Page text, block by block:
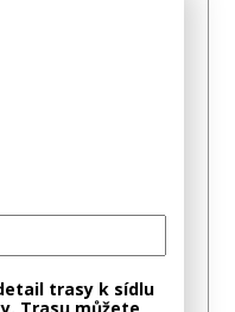
trasy k sídlu